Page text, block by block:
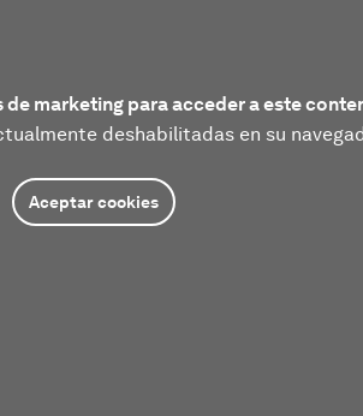
marketing para acceder a este
deshabilitadas en su
Aceptar cookies